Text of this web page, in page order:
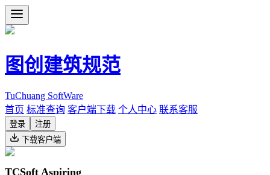
图创建筑规范
TuChuang SoftWare
首页 标准查询 客户端下载 个人中心 联系客服
登录
注册
下载客户端
TCSoft Aspiring